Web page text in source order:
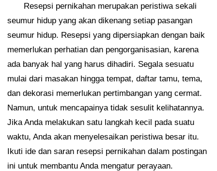
Resepsi pernikahan merupakan peristiwa sekali
seumur hidup yang akan dikenang setiap pasangan
seumur hidup. Resepsi yang dipersiapkan dengan baik
memerlukan perhatian dan pengorganisasian, karena
ada banyak hal yang harus dihadiri. Segala sesuatu
mulai dari masakan hingga tempat, daftar tamu, tema,
dan dekorasi memerlukan pertimbangan yang cermat.
Namun, untuk mencapainya tidak sesulit kelihatannya.
Jika Anda melakukan satu langkah kecil pada suatu
waktu, Anda akan menyelesaikan peristiwa besar itu.
Ikuti ide dan saran resepsi pernikahan dalam postingan
ini untuk membantu Anda mengatur perayaan.